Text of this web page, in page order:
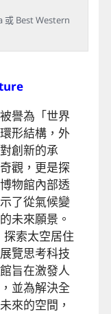
或 Best Western
譽為「世界
形結構，外
創新的承
觀，更是探
物館內部透
了從氣候變
未來願景。
索太空居住
覽思考科技
旨在激發人
並為解決全
來的空間，